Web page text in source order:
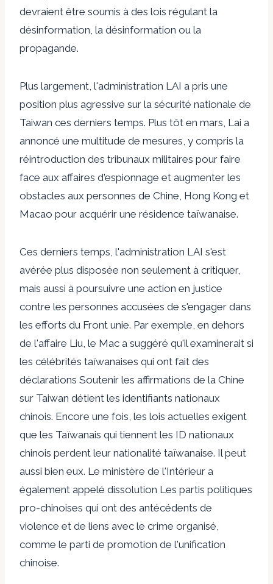
devraient être soumis à des lois régulant la
désinformation, la désinformation ou la
propagande.
Plus largement, l'administration LAI a pris une
position plus agressive sur la sécurité nationale de
Taiwan ces derniers temps. Plus tôt en mars, Lai a
annoncé une multitude de mesures, y compris la
réintroduction des tribunaux militaires pour faire
face aux affaires d'espionnage et augmenter les
obstacles aux personnes de Chine, Hong Kong et
Macao pour acquérir une résidence taïwanaise.
Ces derniers temps, l'administration LAI s'est
avérée plus disposée non seulement à critiquer,
mais aussi à poursuivre une action en justice
contre les personnes accusées de s'engager dans
les efforts du Front unie. Par exemple, en dehors
de l'affaire Liu, le Mac a suggéré qu'il examinerait si
les célébrités taïwanaises qui ont fait des
déclarations Soutenir les affirmations de la Chine
sur Taiwan détient les identifiants nationaux
chinois. Encore une fois, les lois actuelles exigent
que les Taïwanais qui tiennent les ID nationaux
chinois perdent leur nationalité taïwanaise. Il peut
aussi bien eux. Le ministère de l'Intérieur a
également appelé dissolution Les partis politiques
pro-chinoises qui ont des antécédents de
violence et de liens avec le crime organisé,
comme le parti de promotion de l'unification
chinoise.